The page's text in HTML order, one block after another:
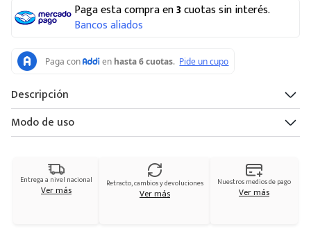
Paga esta compra en3cuotas sin interés.
Bancos aliados
Descripción
Modo de uso
Entrega a nivel nacional
Ver más Retracto, cambios y devoluciones
Ver más
Nuestros medios de pago
Ver más